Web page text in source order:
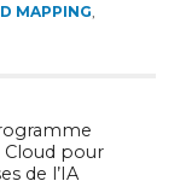
MAPPING
Cloud pour
de l’IA